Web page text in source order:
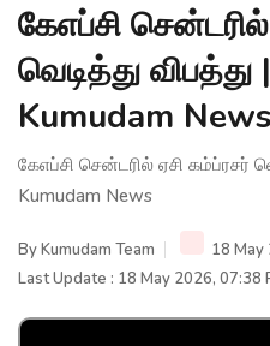
கேஎப்சி
வெடித்து விபத்து
Kumudam News
கேஎப்சி சென்டரில் ஏசி கம்ப்ரசர்
Kumudam News
ByKumudam Team
18 May
Last Update : 18 May 2026, 07:38